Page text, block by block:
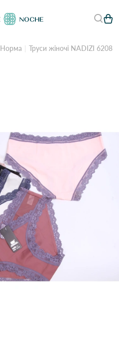
Норма Труси жіночі NADIZI 6208